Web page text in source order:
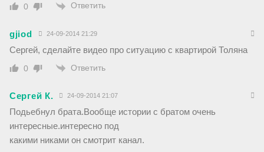
0 Ответить
gjiod 24-09-2014 21:29
Сергей, сделайте видео про ситуацию с квартирой Толяна
0 Ответить
Сергей К. 24-09-2014 21:07
Подьебнул брата.Вообще истории с братом очень
интересные.интересно под
какими никами он смотрит канал.